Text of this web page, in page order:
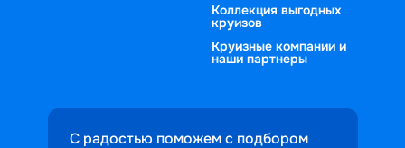
Коллекция выгодных
круизов
Круизные компании и
наши партнеры
С радостью поможем с подбором